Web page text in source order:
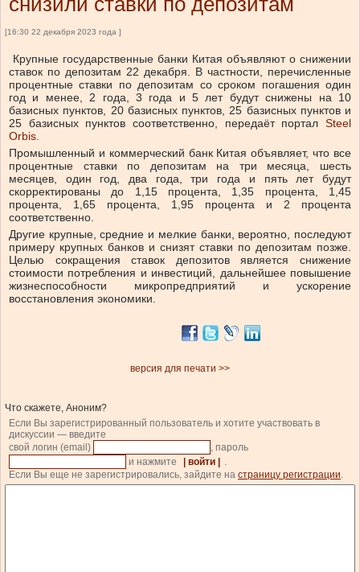
[16:30 22 декабря 2023 года ]
Крупные государственные банки Китая объявляют о снижении
ставок по депозитам 22 декабря. В частности, перечисленные
процентные ставки по депозитам со сроком погашения один
год и менее, 2 года, 3 года и 5 лет будут снижены на 10
базисных пунктов, 20 базисных пунктов, 25 базисных пунктов и
25 базисных пунктов соответственно, передаёт портал Steel
Orbis.
Промышленный и коммерческий банк Китая объявляет, что все
процентные ставки по депозитам на три месяца, шесть
месяцев, один год, два года, три года и пять лет будут
скорректированы до 1,15 процента, 1,35 процента, 1,45
процента, 1,65 процента, 1,95 процента и 2 процента
соответственно.
Другие крупные, средние и мелкие банки, вероятно, последуют
примеру крупных банков и снизят ставки по депозитам позже.
Целью сокращения ставок депозитов является снижение
стоимости потребления и инвестиций, дальнейшее повышение
жизнеспособности микропредприятий и ускорение
восстановления экономики.
версия для печати >>
Что скажете, Аноним?
Если Вы зарегистрированный пользователь и хотите участвовать в
дискуссии — введите
свой логин (email)
, пароль
и нажмите
| войти |
.
Если Вы еще не зарегистрировались, зайдите на страницу регистрации.